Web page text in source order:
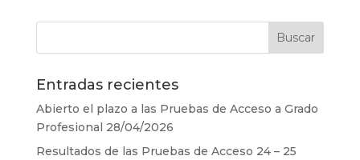
Entradas recientes
Abierto el plazo a las Pruebas de Acceso a Grado
Profesional 28/04/2026
Resultados de las Pruebas de Acceso 24 – 25